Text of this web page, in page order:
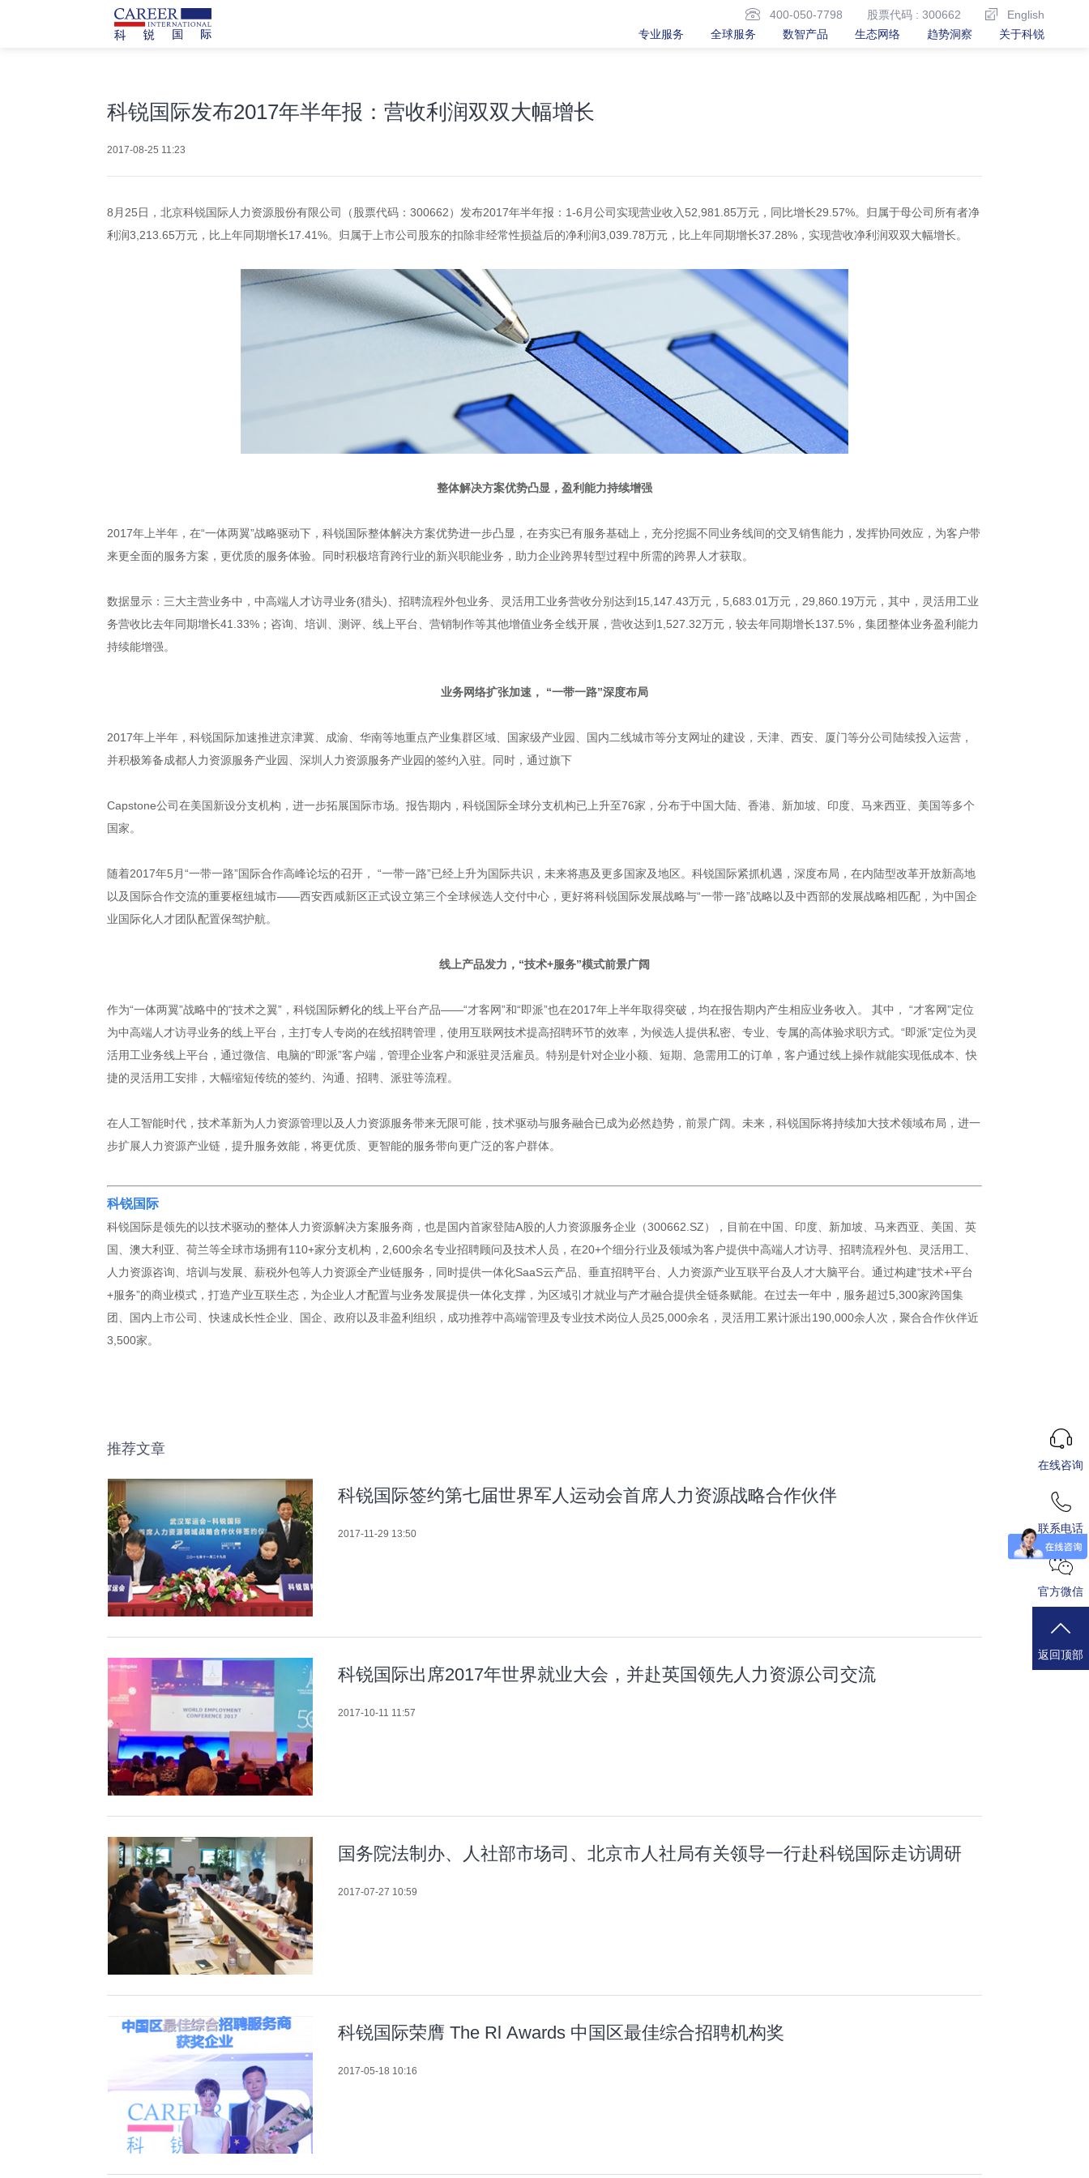
400-050-7798 股票代码 : 300662
English
专业服务
全球服务 数智产品 生态网络 趋势洞察 关于科锐
科锐国际发布2017年半年报：营收利润双双大幅增长
2017-08-25 11:23
8月25日，北京科锐国际人力资源股份有限公司（股票代码：300662）发布2017年半年报：1-6月公司实现营业收入52,981.85万元，同比增长29.57%。归属于母公司所有者净
利润3,213.65万元，比上年同期增长17.41%。归属于上市公司股东的扣除非经常性损益后的净利润3,039.78万元，比上年同期增长37.28%，实现营收净利润双双大幅增长。
整体解决方案优势凸显，盈利能力持续增强
2017年上半年，在“一体两翼”战略驱动下，科锐国际整体解决方案优势进一步凸显，在夯实已有服务基础上，充分挖掘不同业务线间的交叉销售能力，发挥协同效应，为客户带
来更全面的服务方案，更优质的服务体验。同时积极培育跨行业的新兴职能业务，助力企业跨界转型过程中所需的跨界人才获取。
数据显示：三大主营业务中，中高端人才访寻业务(猎头)、招聘流程外包业务、灵活用工业务营收分别达到15,147.43万元，5,683.01万元，29,860.19万元，其中，灵活用工业
务营收比去年同期增长41.33%；咨询、培训、测评、线上平台、营销制作等其他增值业务全线开展，营收达到1,527.32万元，较去年同期增长137.5%，集团整体业务盈利能力
持续能增强。
业务网络扩张加速， “一带一路”深度布局
2017年上半年，科锐国际加速推进京津冀、成渝、华南等地重点产业集群区域、国家级产业园、国内二线城市等分支网址的建设，天津、西安、厦门等分公司陆续投入运营，
并积极筹备成都人力资源服务产业园、深圳人力资源服务产业园的签约入驻。同时，通过旗下
Capstone公司在美国新设分支机构，进一步拓展国际市场。报告期内，科锐国际全球分支机构已上升至76家，分布于中国大陆、香港、新加坡、印度、马来西亚、美国等多个
国家。
随着2017年5月“一带一路”国际合作高峰论坛的召开， “一带一路”已经上升为国际共识，未来将惠及更多国家及地区。科锐国际紧抓机遇，深度布局，在内陆型改革开放新高地
以及国际合作交流的重要枢纽城市——西安西咸新区正式设立第三个全球候选人交付中心，更好将科锐国际发展战略与“一带一路”战略以及中西部的发展战略相匹配，为中国企
业国际化人才团队配置保驾护航。
线上产品发力，“技术+服务”模式前景广阔
作为“一体两翼”战略中的“技术之翼”，科锐国际孵化的线上平台产品——“才客网”和“即派”也在2017年上半年取得突破，均在报告期内产生相应业务收入。 其中， “才客网”定位
为中高端人才访寻业务的线上平台，主打专人专岗的在线招聘管理，使用互联网技术提高招聘环节的效率，为候选人提供私密、专业、专属的高体验求职方式。“即派”定位为灵
活用工业务线上平台，通过微信、电脑的“即派”客户端，管理企业客户和派驻灵活雇员。特别是针对企业小额、短期、急需用工的订单，客户通过线上操作就能实现低成本、快
捷的灵活用工安排，大幅缩短传统的签约、沟通、招聘、派驻等流程。
在人工智能时代，技术革新为人力资源管理以及人力资源服务带来无限可能，技术驱动与服务融合已成为必然趋势，前景广阔。未来，科锐国际将持续加大技术领域布局，进一
步扩展人力资源产业链，提升服务效能，将更优质、更智能的服务带向更广泛的客户群体。
科锐国际
科锐国际是领先的以技术驱动的整体人力资源解决方案服务商，也是国内首家登陆A股的人力资源服务企业（300662.SZ），目前在中国、印度、新加坡、马来西亚、美国、英
国、澳大利亚、荷兰等全球市场拥有110+家分支机构，2,600余名专业招聘顾问及技术人员，在20+个细分行业及领域为客户提供中高端人才访寻、招聘流程外包、灵活用工、
人力资源咨询、培训与发展、薪税外包等人力资源全产业链服务，同时提供一体化SaaS云产品、垂直招聘平台、人力资源产业互联平台及人才大脑平台。通过构建“技术+平台
+服务”的商业模式，打造产业互联生态，为企业人才配置与业务发展提供一体化支撑，为区域引才就业与产才融合提供全链条赋能。在过去一年中，服务超过5,300家跨国集
团、国内上市公司、快速成长性企业、国企、政府以及非盈利组织，成功推荐中高端管理及专业技术岗位人员25,000余名，灵活用工累计派出190,000余人次，聚合合作伙伴近
3,500家。
推荐文章
科锐国际签约第七届世界军人运动会首席人力资源战略合作伙伴
2017-11-29 13:50
科锐国际出席2017年世界就业大会，并赴英国领先人力资源公司交流
2017-10-11 11:57
国务院法制办、人社部市场司、北京市人社局有关领导一行赴科锐国际走访调研
2017-07-27 10:59
科锐国际荣膺 The Rl Awards 中国区最佳综合招聘机构奖
2017-05-18 10:16
在线咨询
联系电话
官方微信
返回顶部